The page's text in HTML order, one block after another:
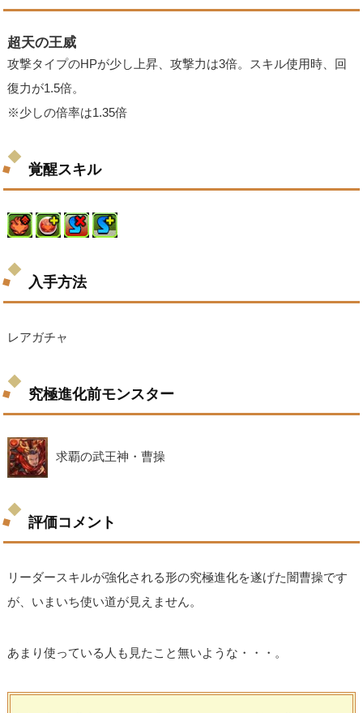
超天の王威
攻撃タイプのHPが少し上昇、攻撃力は3倍。スキル使用時、回
復力が1.5倍。
※少しの倍率は1.35倍
覚醒スキル
入手方法
レアガチャ
究極進化前モンスター
求覇の武王神・曹操
評価コメント
リーダースキルが強化される形の究極進化を遂げた闇曹操です
が、いまいち使い道が見えません。
あまり使っている人も見たこと無いような・・・。